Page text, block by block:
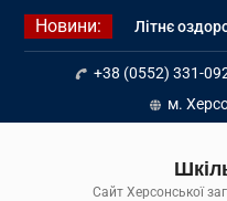
Перейти
Новини:
Літнє
Діалог з
Інформація
тимчасово
до
+38 (0552) 331-
м.
Сайт Херсонської